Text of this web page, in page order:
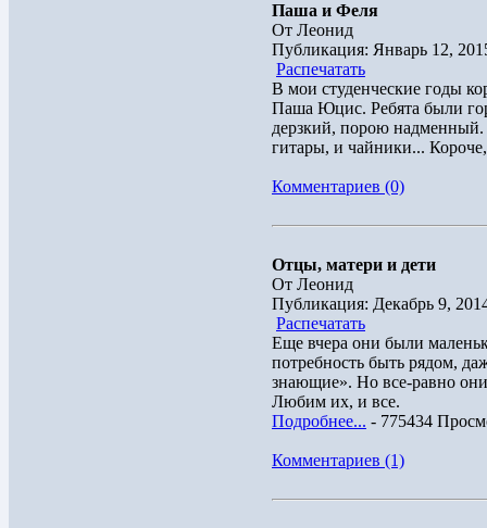
Паша и Феля
От Леонид
Публикация: Январь 12,
Распечатать
В мои студенческие годы
Паша Юцис. Ребята были
дерзкий, порою
гитары, и чайники...
Комментариев (0)
Отцы, матери и дети
От Леонид
Публикация: Декабрь 9,
Распечатать
Еще вчера они были
потребность быть рядом,
знающие». Но все-равно
Любим их, и все.
Подробнее... - 775434
Комментариев (1)